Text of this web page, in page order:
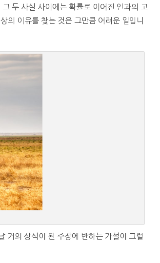
두 사실 사이에는 확률로 이어진 인과의 고
의 이유를 찾는 것은 그만큼 어려운 일입니
거의 상식이 된 주장에 반하는 가설이 그럴